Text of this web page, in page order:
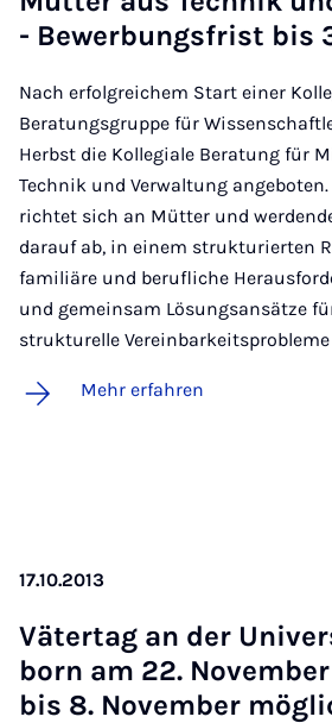
- Be­wer­bungs­frist bis
Nach erfolgreichem Start einer
Beratungsgruppe für
Herbst die Kollegiale Beratung für
Technik und Verwaltung
richtet sich an Mütter und
darauf ab, in einem strukturierten
familiäre und berufliche
und gemeinsam Lösungsansätze
strukturelle
Mehr erfahren
17.10.2013
Vä­ter­tag an der
born am 22.
bis 8. No­vem­ber